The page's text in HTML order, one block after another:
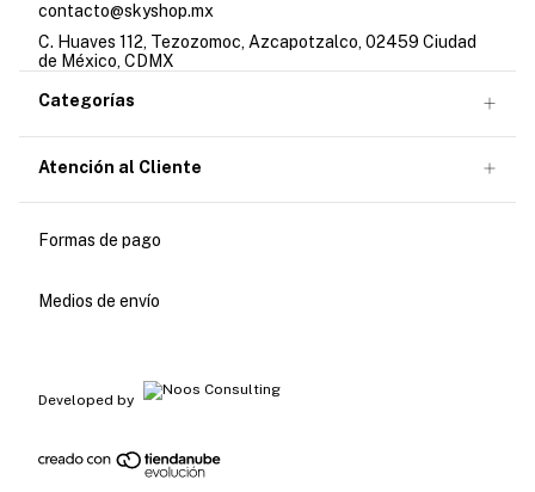
contacto@skyshop.mx
C. Huaves 112, Tezozomoc, Azcapotzalco, 02459 Ciudad
de México, CDMX
Categorías
Atención al Cliente
Formas de pago
Medios de envío
Developed by